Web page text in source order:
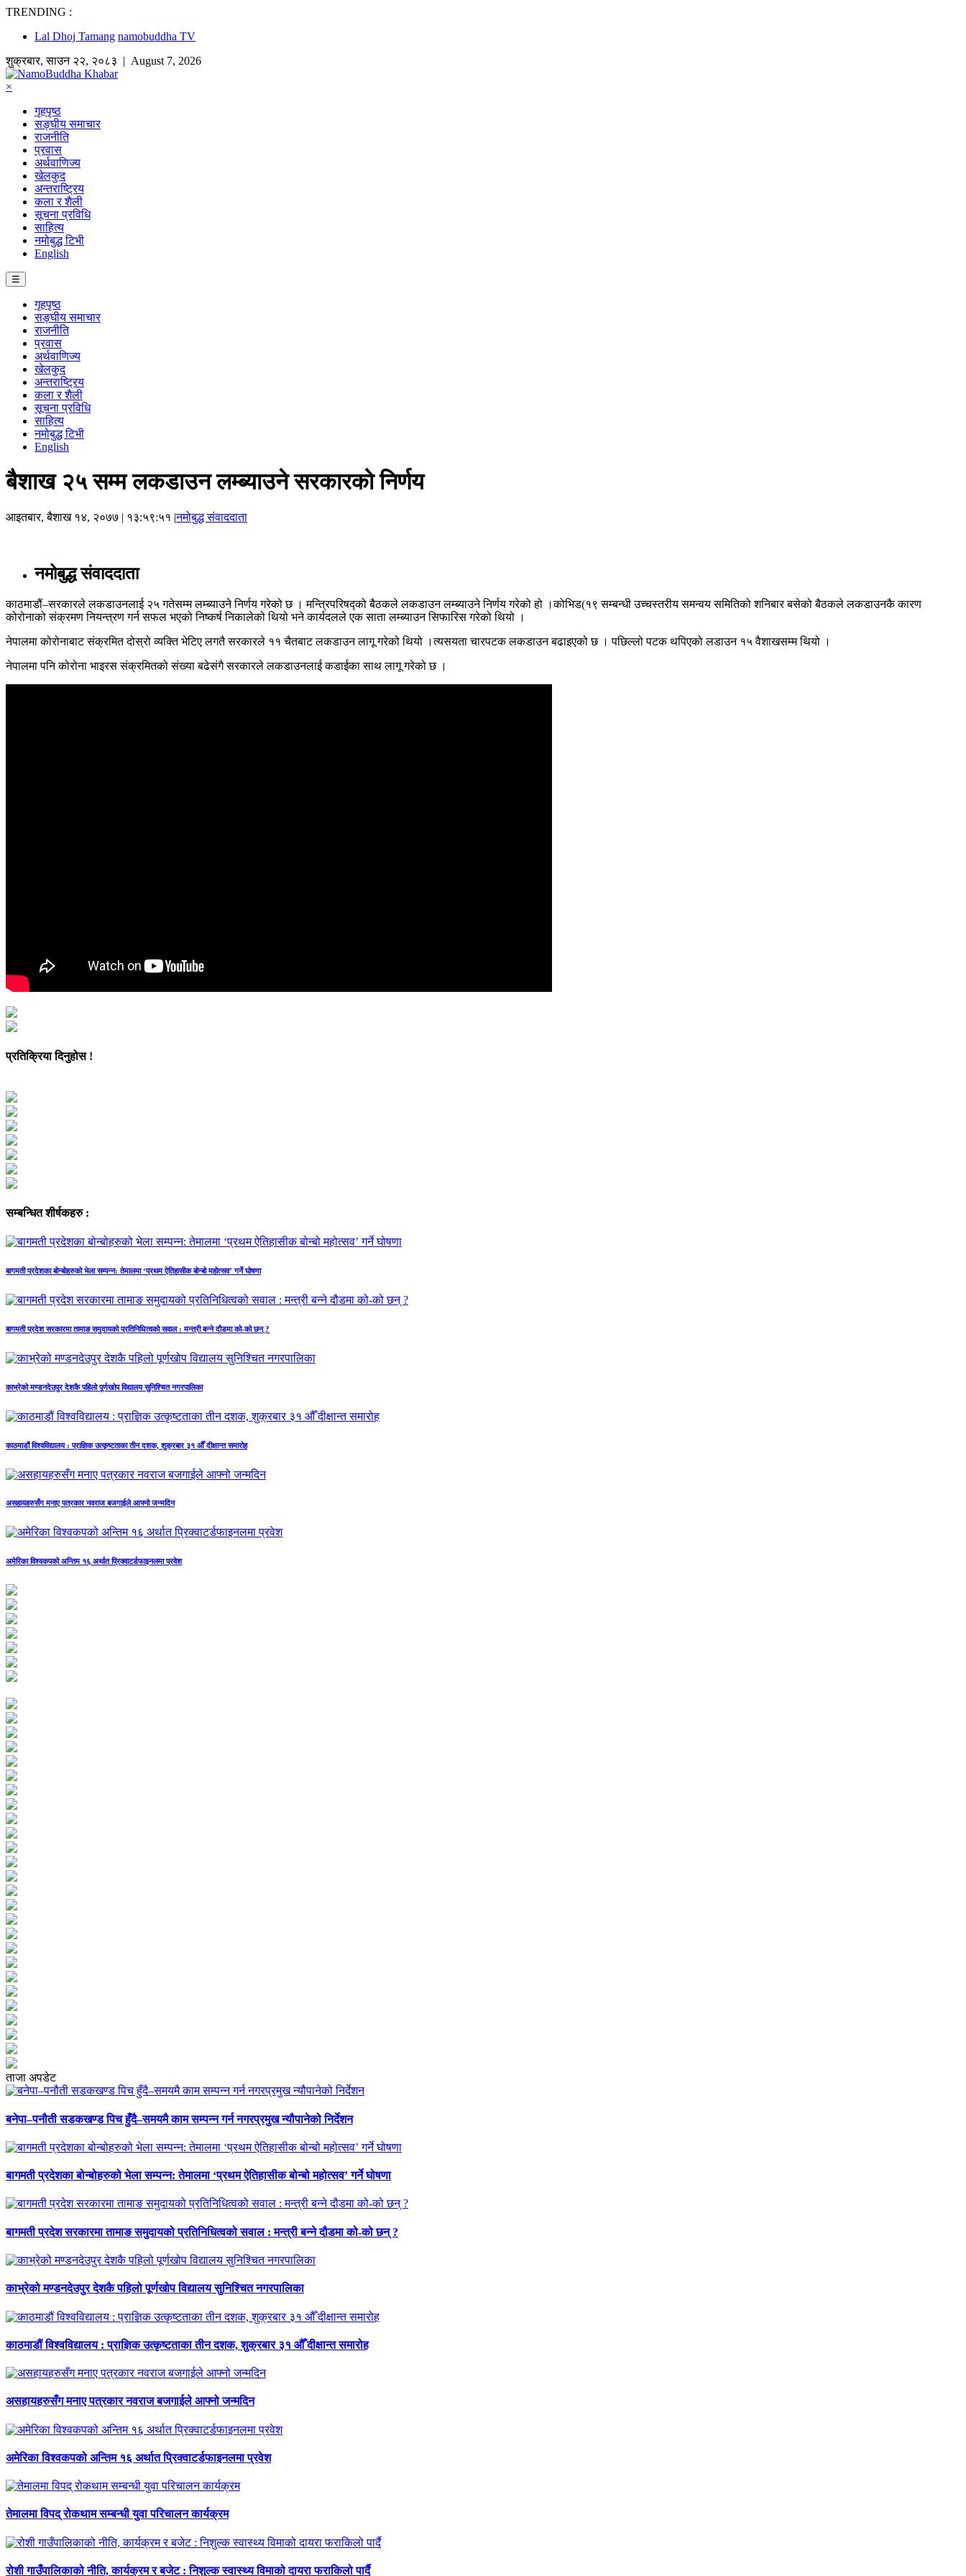
TRENDING :
Lal Dhoj Tamang namobuddha TV
शुक्रबार,साउन २२, २०८३ | August 7, 2026
×
गृहपृष्ठ
सङ्घीय समाचार
राजनीति
प्रवास
अर्थवाणिज्य
खेलकुद
अन्तराष्ट्रिय
कला र शैली
सूचना प्रविधि
साहित्य
नमोबुद्ध टिभी
English
☰
गृहपृष्ठ
सङ्घीय समाचार
राजनीति
प्रवास
अर्थवाणिज्य
खेलकुद
अन्तराष्ट्रिय
कला र शैली
सूचना प्रविधि
साहित्य
नमोबुद्ध टिभी
English
बैशाख २५ सम्म लकडाउन लम्ब्याउने सरकारको निर्णय
आइतबार, बैशाख १४, २०७७ | १३:५९:५१ |नमोबुद्ध संवाददाता
नमोबुद्ध संवाददाता
काठमाडौं–सरकारले लकडाउनलाई २५ गतेसम्म लम्ब्याउने निर्णय गरेको छ । मन्त्रिपरिषद्को बैठकले लकडाउन लम्ब्याउने निर्णय गरेको हो ।कोभिड(१९ सम्बन्धी उच्चस्तरीय समन्वय समितिको शनिबार बसेको बैठकले लकडाउनकै कारण
कोरोनाको संक्रमण नियन्त्रण गर्न सफल भएको निष्कर्ष निकालेको थियो भने कार्यदलले एक साता लम्ब्याउन सिफारिस गरेको थियो ।
नेपालमा कोरोनाबाट संक्रमित दोस्रो व्यक्ति भेटिए लगतै सरकारले ११ चैतबाट लकडाउन लागू गरेको थियो ।त्यसयता चारपटक लकडाउन बढाइएको छ । पछिल्लो पटक थपिएको लडाउन १५ वैशाखसम्म थियो ।
नेपालमा पनि कोरोना भाइरस संक्रमितको संख्या बढेसंगै सरकारले लकडाउनलाई कडाईका साथ लागू गरेको छ ।
प्रतिक्रिया दिनुहोस !
सम्बन्धित शीर्षकहरु :
बागमती प्रदेशका बोन्बोहरुको भेला सम्पन्न: तेमालमा ‘प्रथम ऐतिहासीक बोन्बो महोत्सव’ गर्ने घोषणा
बागमती प्रदेश सरकारमा तामाङ समुदायको प्रतिनिधित्वको सवाल : मन्त्री बन्ने दौडमा को‐को छन् ?
काभ्रेको मण्डनदेउपुर देशकै पहिलो पूर्णखोप विद्यालय सुनिश्चित नगरपालिका
काठमाडौं विश्वविद्यालय : प्राज्ञिक उत्कृष्टताका तीन दशक, शुक्रबार ३१ औँ दीक्षान्त समारोह
असहायहरुसँग मनाए पत्रकार नवराज बजगाईले आफ्नो जन्मदिन
अमेरिका विश्वकपको अन्तिम १६ अर्थात प्रिक्वाटर्डफाइनलमा प्रवेश
ताजा अपडेट
बनेपा–पनौती सडकखण्ड पिच हुँदै–समयमै काम सम्पन्न गर्न नगरप्रमुख न्यौपानेको निर्देशन
बागमती प्रदेशका बोन्बोहरुको भेला सम्पन्न: तेमालमा ‘प्रथम ऐतिहासीक बोन्बो महोत्सव’ गर्ने घोषणा
बागमती प्रदेश सरकारमा तामाङ समुदायको प्रतिनिधित्वको सवाल : मन्त्री बन्ने दौडमा को‐को छन् ?
काभ्रेको मण्डनदेउपुर देशकै पहिलो पूर्णखोप विद्यालय सुनिश्चित नगरपालिका
काठमाडौं विश्वविद्यालय : प्राज्ञिक उत्कृष्टताका तीन दशक, शुक्रबार ३१ औँ दीक्षान्त समारोह
असहायहरुसँग मनाए पत्रकार नवराज बजगाईले आफ्नो जन्मदिन
अमेरिका विश्वकपको अन्तिम १६ अर्थात प्रिक्वाटर्डफाइनलमा प्रवेश
तेमालमा विपद् रोकथाम सम्बन्धी युवा परिचालन कार्यक्रम
रोशी गाउँपालिकाको नीति, कार्यक्रम र बजेट : निशुल्क स्वास्थ्य विमाको दायरा फराकिलो पार्दै